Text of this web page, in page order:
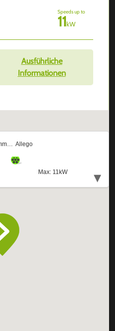
Speeds up to
11kW
Ausführliche
Informationen